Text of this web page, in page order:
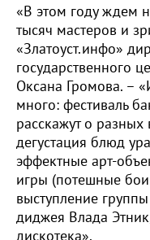
«В этом году ждем
тысяч мастеров и
«Златоуст.инфо»
государственного
Оксана Громова. –
много: фестиваль
расскажут о
дегустация блюд
эффектные арт-
игры (потешные
выступление
диджея Влада
дискотека».